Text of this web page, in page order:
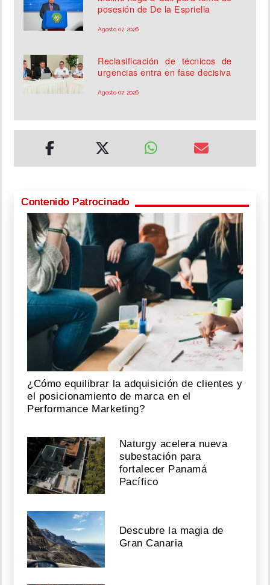
posesión de De la Espriella
Agosto 07, 2026
Reclasificación de técnicos de
urgencias entra en fase decisiva
Agosto 07, 2026
Contenido Patrocinado
¿Cómo equilibrar la adquisición de clientes y
el posicionamiento de marca en el
Performance Marketing?
Naturgy acelera nueva
subestación para
fortalecer Panamá
Pacífico
Descubre la magia de
Gran Canaria